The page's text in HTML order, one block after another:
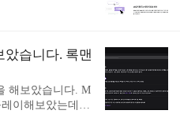
거보다 저렴할 거
T530-28ICB 90
니다. 쿠팡 구매 링
있지만 이번에
가 보입니다. 채팅
러 가지 스타일이
주면 되겠습니다.
다. 스크롤을 아
았습니다. 록맨
해보았습니다. M
이해보았는데요.